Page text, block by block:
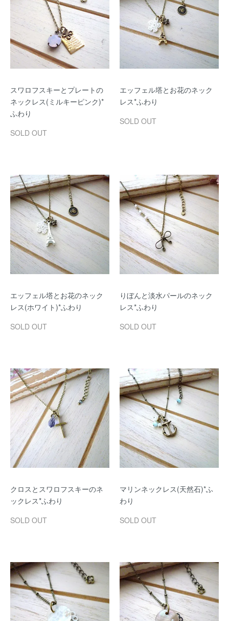
スワロフスキーとプレートの
ネックレス(ミルキーピンク)*
ふわり
SOLD OUT
エッフェル塔とお花のネック
レス*ふわり
SOLD OUT
エッフェル塔とお花のネック
レス(ホワイト)*ふわり
SOLD OUT
りぼんと淡水パールのネック
レス*ふわり
SOLD OUT
クロスとスワロフスキーのネ
ックレス*ふわり
SOLD OUT
マリンネックレス(天然石)*ふ
わり
SOLD OUT